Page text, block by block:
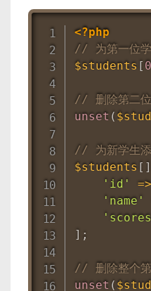
<?php
// 为第一位学
$students [ 0
// 删除第二位
unset (
// 为新学生添
$students [ ]
'id'
=>
'name'
] ;
// 删除整个第
unset (